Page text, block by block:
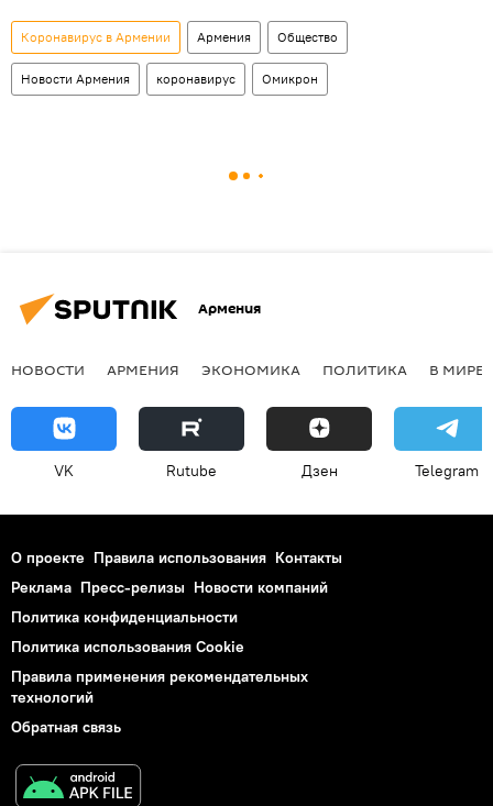
Коронавирус в Армении Армения Общество
Новости Армения коронавирус Омикрон
Армения
НОВОСТИ АРМЕНИЯ ЭКОНОМИКА ПОЛИТИКА В МИРЕ
VK Rutube Дзен Telegram
О проекте Правила использования Контакты
Реклама Пресс-релизы Новости компаний
Политика конфиденциальности
Политика использования Cookie
Правила применения рекомендательных
технологий
Обратная связь